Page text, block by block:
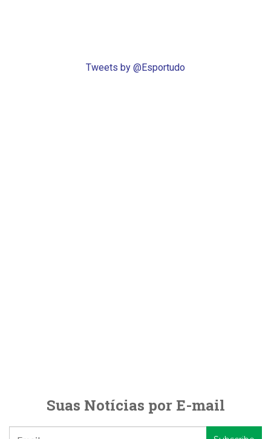
Tweets by @Esportudo
Suas Notícias por E-mail